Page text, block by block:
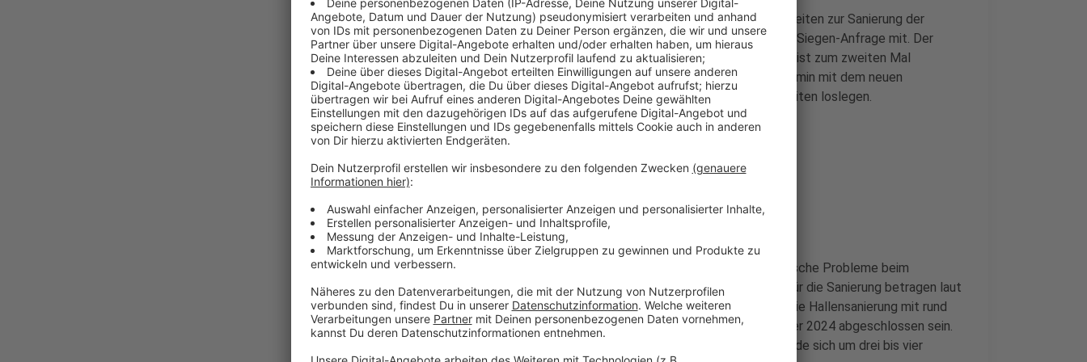
Im Netphener Ortsteil Salchendorf sollen nach Ostern die Bauarbeiten zur Sanierung der
Johannlandhalle losgehen. Das teilt die Stadt Netphen auf Radio-Siegen-Anfrage mit. Der
Auftrag zur Entkernung der Halle – vor allem im Deckenbereich – ist zum zweiten Mal
ausgeschrieben worden. Vergangene Woche gab es einen Ortstermin mit dem neuen
Auftragnehmer. Das Bauunternehmen will am 2. April mit den Arbeiten loslegen.
Anzeige
Anzeige
Die Johannlandhalle ist seit Sommer 2021 gesperrt. Es gibt statische Probleme beim
Hallendach, aber auch im Bereich der Seitenschiffe. Die Kosten für die Sanierung betragen laut
Stadtverwaltung rund 1,2 Millionen Euro. Das Land NRW fördert die Hallensanierung mit rund
650 000 Euro. Nach altem Zeitplan sollten die Arbeiten im Oktober 2024 abgeschlossen sein.
Dieser Termin kann nicht gehalten werden. Die Fertigstellung werde sich um drei bis vier